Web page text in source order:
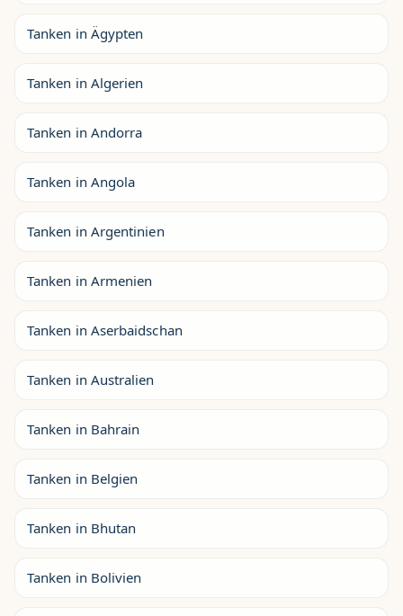
Tanken in Ägypten
Tanken in Algerien
Tanken in Andorra
Tanken in Angola
Tanken in Argentinien
Tanken in Armenien
Tanken in Aserbaidschan
Tanken in Australien
Tanken in Bahrain
Tanken in Belgien
Tanken in Bhutan
Tanken in Bolivien